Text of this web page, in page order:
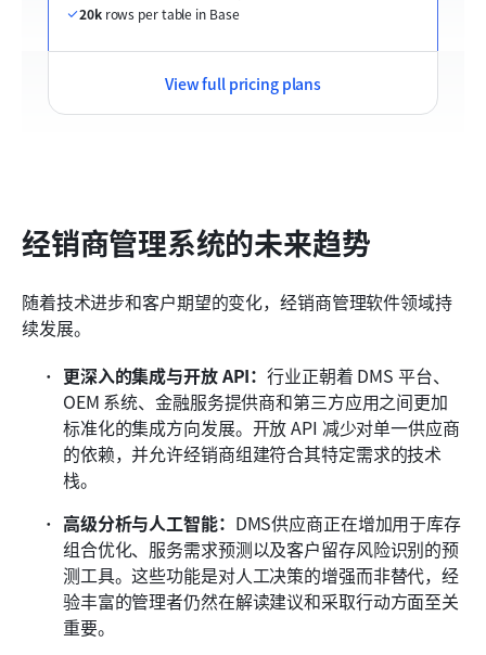
20k rows per table in Base
View full pricing plans
经销商管理系统的未来趋势
随着技术进步和客户期望的变化，经销商管理软件领域持
续发展。
更深入的集成与开放 API：行业正朝着 DMS 平台、
OEM 系统、金融服务提供商和第三方应用之间更加
标准化的集成方向发展。开放 API 减少对单一供应商
的依赖，并允许经销商组建符合其特定需求的技术
栈。
高级分析与人工智能： DMS供应商正在增加用于库存
组合优化、服务需求预测以及客户留存风险识别的预
测工具。这些功能是对人工决策的增强而非替代，经
验丰富的管理者仍然在解读建议和采取行动方面至关
重要。